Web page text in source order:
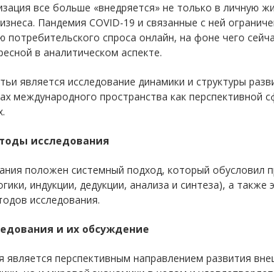
все больше «внедряется» не только в личную
Пандемия COVID-19 и связанные с ней
потребительского спроса онлайн, на фоне чего
в аналитическом аспекте.
является исследование динамики и структуры
международного пространства как перспективной
исследования
положен системный подход, который обусловил
индукции, дедукции, анализа и синтеза), а
исследования.
и их обсуждение
является перспективным направлением развития